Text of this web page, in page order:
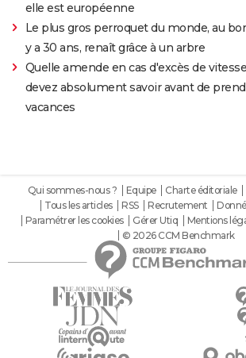
elle est européenne
Le plus gros perroquet du monde, au
y a 30 ans, renaît grâce à un arbre
Quelle amende en cas d'excès de
devez absolument savoir avant de
vacances
Qui sommes-nous ? Equipe Charte éditoriale
Tous les articles
RSS Recrutement
Paramétrer les cookies
Gérer Utiq Mentions
© 2026 CCM Benchmark